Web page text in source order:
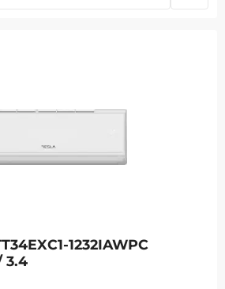
1232IAWPC
3.4